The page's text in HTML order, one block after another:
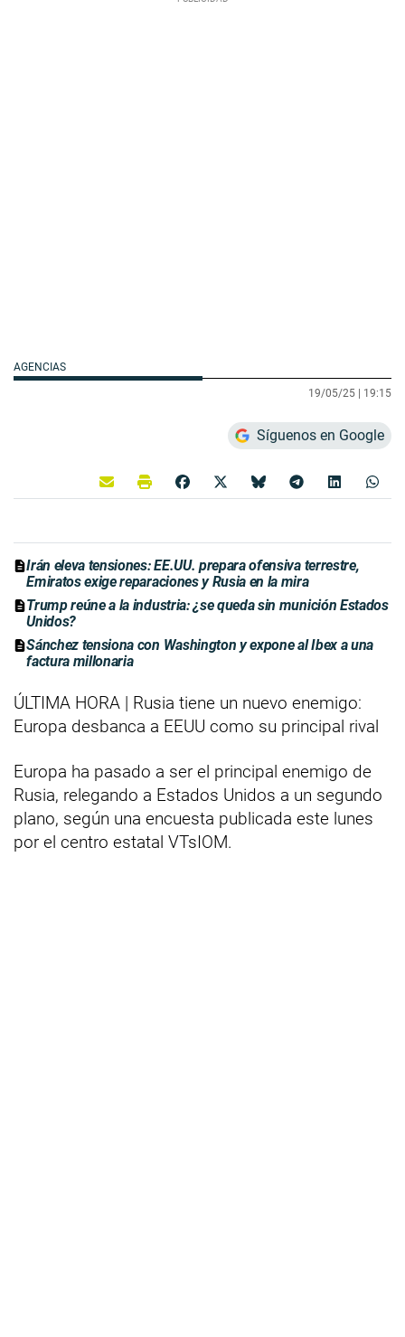
AGENCIAS
19/05/25 | 19:15
Síguenos en Google
Irán eleva tensiones: EE.UU. prepara ofensiva terrestre,
Emiratos exige reparaciones y Rusia en la mira
Trump reúne a la industria: ¿se queda sin munición Estados
Unidos?
Sánchez tensiona con Washington y expone al Ibex a una
factura millonaria
ÚLTIMA HORA | Rusia tiene un nuevo enemigo:
Europa desbanca a EEUU como su principal rival
Europa ha pasado a ser el principal enemigo de
Rusia, relegando a Estados Unidos a un segundo
plano, según una encuesta publicada este lunes
por el centro estatal VTsIOM.